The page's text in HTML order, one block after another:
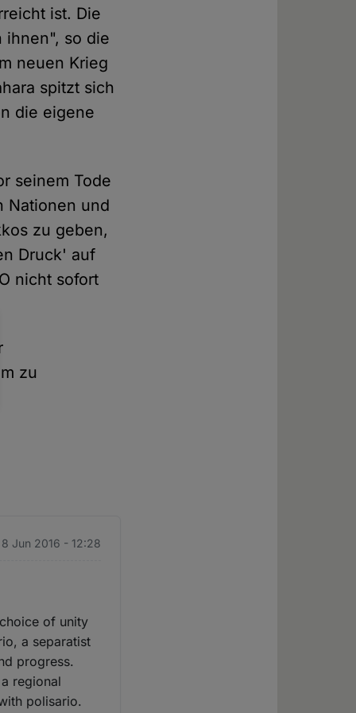
ist. Die
ihnen", so die
neuen Krieg
spitzt sich
die eigene
seinem Tode
Nationen und
zu geben,
Druck' auf
nicht sofort
zu
Jun 2016 - 12:28
of unity
a separatist
progress.
regional
polisario.